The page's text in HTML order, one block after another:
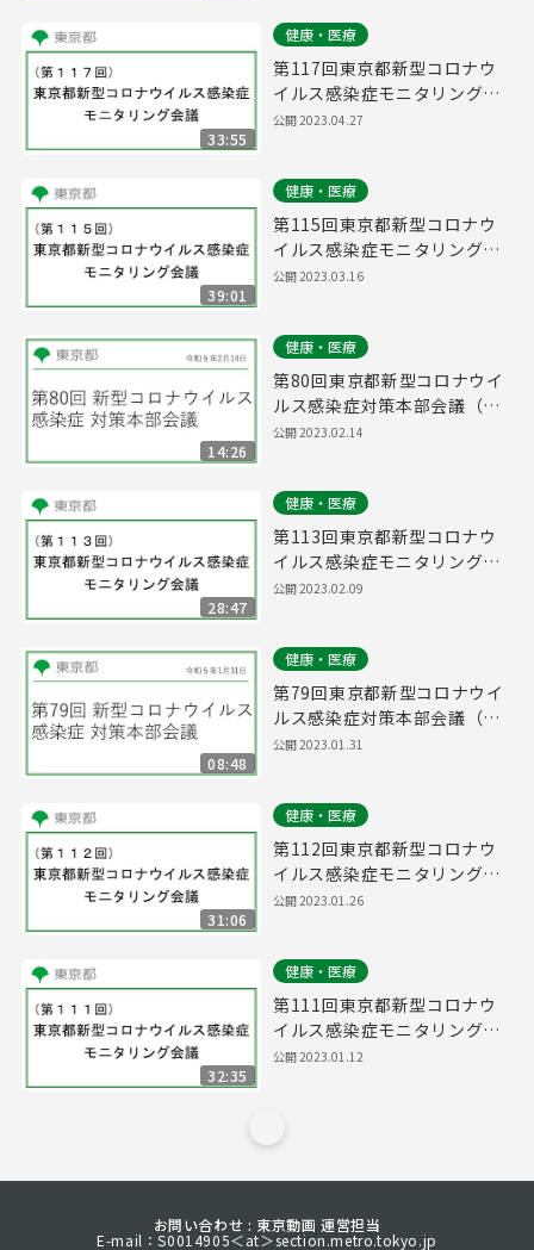
33:55
健康・医療
第117回東京都新型コロナウ
イルス感染症モニタリング会
議(令和5年4月28日11時00分
公開2023.04.27
39:01
健康・医療
第115回東京都新型コロナウ
イルス感染症モニタリング会
議(令和5年3月16日14時45分
公開2023.03.16
14:26
健康・医療
第80回東京都新型コロナウイ
ルス感染症対策本部会議（令
和5年2月14日 16時45分～）
公開2023.02.14
28:47
健康・医療
第113回東京都新型コロナウ
イルス感染症モニタリング会
議(令和5年2月9日17時15分
公開2023.02.09
08:48
健康・医療
第79回東京都新型コロナウイ
ルス感染症対策本部会議（令
和5年1月31日 16時15分～）
公開2023.01.31
31:06
健康・医療
第112回東京都新型コロナウ
イルス感染症モニタリング会
議(令和5年1月26日16時15分
公開2023.01.26
32:35
健康・医療
第111回東京都新型コロナウ
イルス感染症モニタリング会
議(令和5年1月12日14時10分
公開2023.01.12
お問い合わせ : 東京動画 運営担当
E-mail：S0014905＜at＞section.metro.tokyo.jp